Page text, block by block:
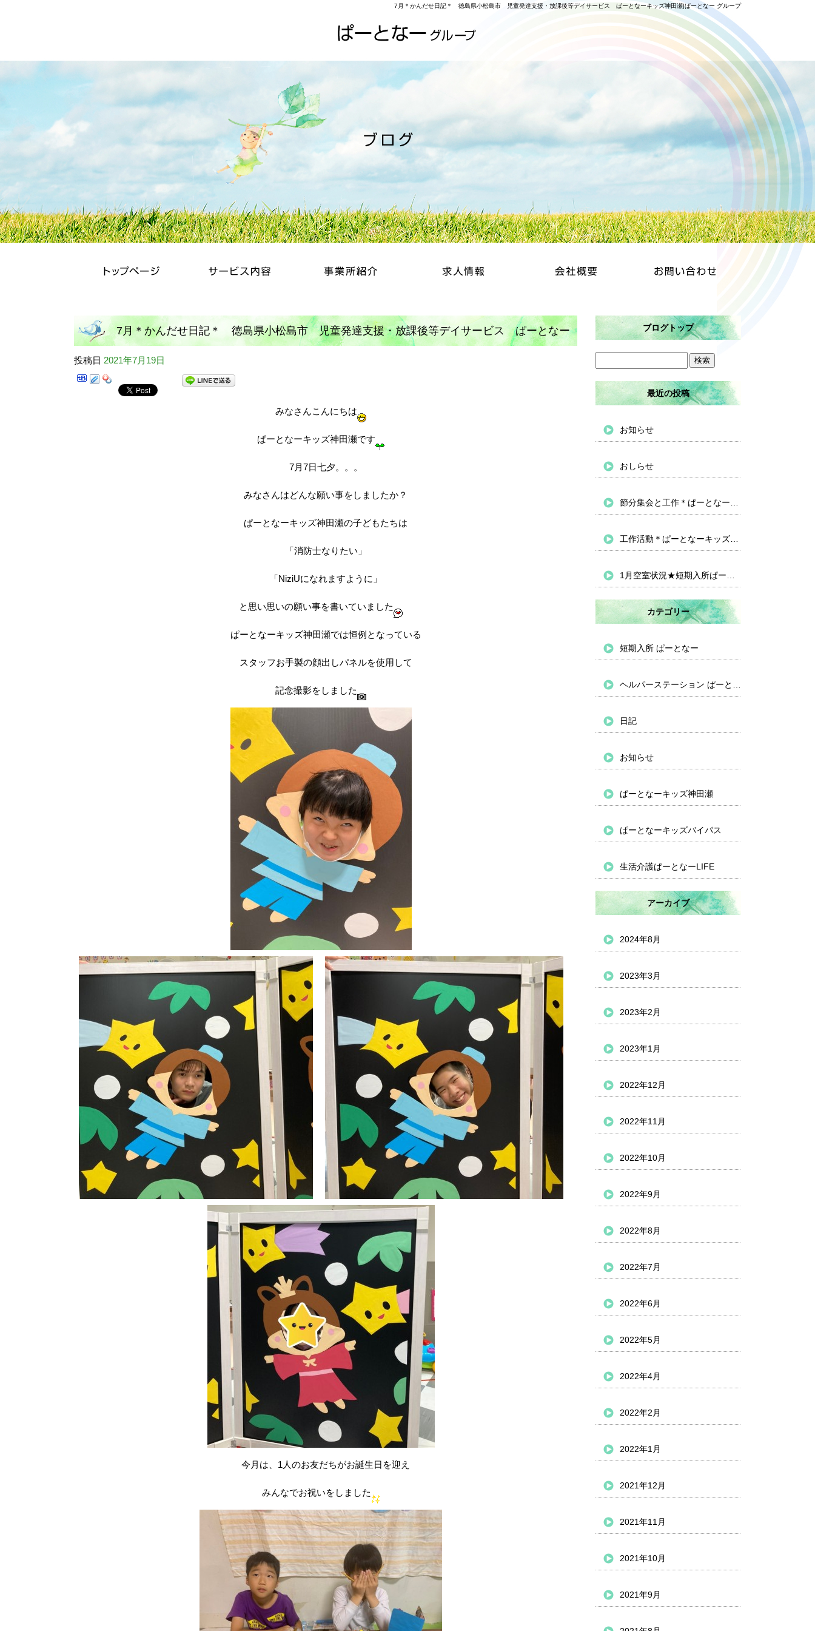
7月＊かんだせ日記＊ 徳島県小松島市 児童発達支援・放課後等デイサービス ぱーとなーキッズ神田瀬|ぱーとなー グループ
7月＊かんだせ日記＊ 徳島県小松島市 児童発達支援・放課後等デイサービス ぱーとなー
キッズ神田瀬
投稿日 2021年7月19日
みなさんこんにちは
ぱーとなーキッズ神田瀬です
7月7日七夕。。。
みなさんはどんな願い事をしましたか？
ぱーとなーキッズ神田瀬の子どもたちは
「消防士なりたい」
「NiziUになれますように」
と思い思いの願い事を書いていました
ぱーとなーキッズ神田瀬では恒例となっている
スタッフお手製の顔出しパネルを使用して
記念撮影をしました
今月は、1人のお友だちがお誕生日を迎え
みんなでお祝いをしました
ブログトップ
最近の投稿
お知らせ
おしらせ
カテゴリー
短期入所 ぱーとなー
日記
お知らせ
ぱーとなーキッズ神田瀬
ぱーとなーキッズバイパス
生活介護ぱーとなーLIFE
アーカイブ
2024年8月
2023年3月
2023年2月
2023年1月
2022年12月
2022年11月
2022年10月
2022年9月
2022年8月
2022年7月
2022年6月
2022年5月
2022年4月
2022年2月
2022年1月
2021年12月
2021年11月
2021年10月
2021年9月